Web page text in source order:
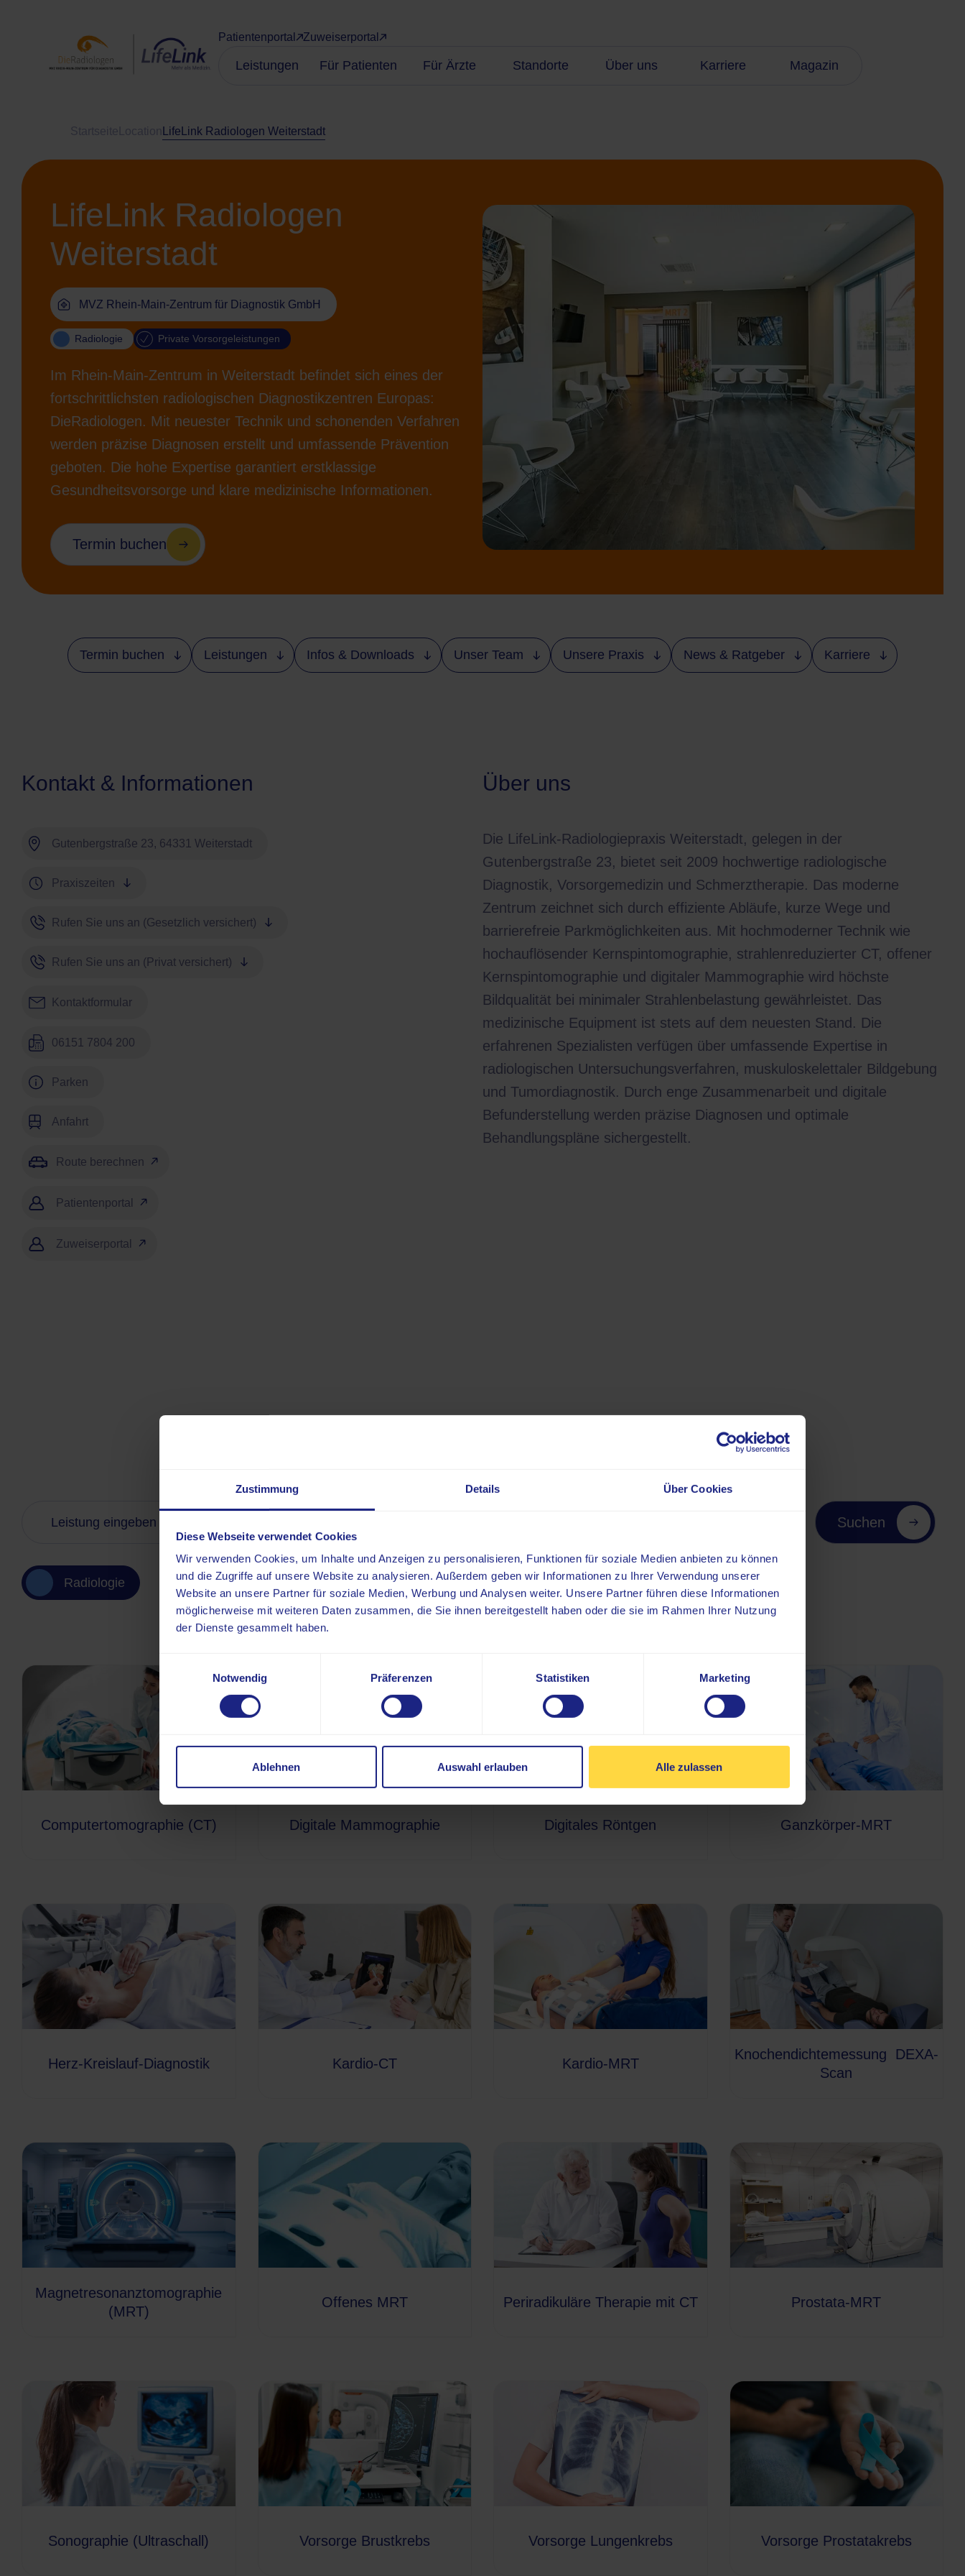
Zustimmung Details Über Cookies
Diese Webseite verwendet Cookies
Wir verwenden Cookies, um Inhalte und Anzeigen zu personalisieren, Funktionen für soziale Medien anbieten zu können
und die Zugriffe auf unsere Website zu analysieren. Außerdem geben wir Informationen zu Ihrer Verwendung unserer
Website an unsere Partner für soziale Medien, Werbung und Analysen weiter. Unsere Partner führen diese Informationen
möglicherweise mit weiteren Daten zusammen, die Sie ihnen bereitgestellt haben oder die sie im Rahmen Ihrer Nutzung
der Dienste gesammelt haben.
Notwendig
Präferenzen Statistiken Marketing
Ablehnen Auswahl erlauben Alle zulassen
Patientenportal Zuweiserportal
Leistungen Für Patienten Für Ärzte Standorte Über uns Karriere Magazin
LifeLink Radiologen Weiterstadt
LifeLink Radiologen
Weiterstadt
MVZ Rhein-Main-Zentrum für Diagnostik GmbH
Radiologie Private Vorsorgeleistungen
Im Rhein-Main-Zentrum in Weiterstadt befindet sich eines der
fortschrittlichsten radiologischen Diagnostikzentren Europas:
DieRadiologen. Mit neuester Technik und schonenden Verfahren
werden präzise Diagnosen erstellt und umfassende Prävention
geboten. Die hohe Expertise garantiert erstklassige
Gesundheitsvorsorge und klare medizinische Informationen.
Termin buchen
Termin buchen Leistungen Infos & Downloads Unser Team Unsere Praxis News & Ratgeber Karriere
Kontakt & Informationen
Gutenbergstraße 23, 64331 Weiterstadt
Praxiszeiten
Rufen Sie uns an (Gesetzlich versichert)
Rufen Sie uns an (Privat versichert)
Kontaktformular
06151 7804 200
Parken
Anfahrt
Route berechnen
Patientenportal
Zuweiserportal
Über uns
Die LifeLink-Radiologiepraxis Weiterstadt, gelegen in der
Gutenbergstraße 23, bietet seit 2009 hochwertige radiologische
Diagnostik, Vorsorgemedizin und Schmerztherapie. Das moderne
Zentrum zeichnet sich durch effiziente Abläufe, kurze Wege und
barrierefreie Parkmöglichkeiten aus. Mit hochmoderner Technik wie
hochauflösender Kernspintomographie, strahlenreduzierter CT, offener
Kernspintomographie und digitaler Mammographie wird höchste
Bildqualität bei minimaler Strahlenbelastung gewährleistet. Das
medizinische Equipment ist stets auf dem neuesten Stand. Die
erfahrenen Spezialisten verfügen über umfassende Expertise in
radiologischen Untersuchungsverfahren, muskuloskelettaler Bildgebung
und Tumordiagnostik. Durch enge Zusammenarbeit und digitale
Befunderstellung werden präzise Diagnosen und optimale
Behandlungspläne sichergestellt.
Suchen
Radiologie
Computertomographie (CT) Digitale Mammographie Digitales Röntgen Ganzkörper-MRT
Herz-Kreislauf-Diagnostik Kardio-CT Kardio-MRT
Knochendichtemessung DEXA-
Scan
Magnetresonanztomographie
(MRT)
Offenes MRT Periradikuläre Therapie mit CT Prostata-MRT
Sonographie (Ultraschall) Vorsorge Brustkrebs Vorsorge Lungenkrebs Vorsorge Prostatakrebs